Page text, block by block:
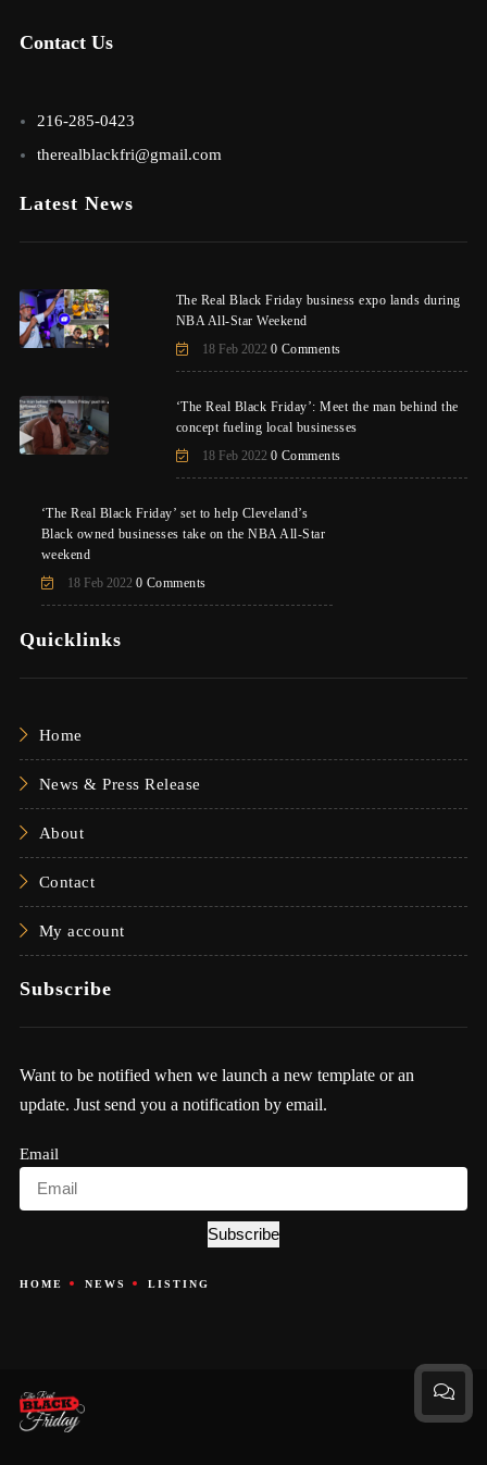
Contact Us
216-285-0423
therealblackfri@gmail.com
Latest News
The Real Black Friday business expo lands during
NBA All-Star Weekend
18 Feb 2022 0 Comments
‘The Real Black Friday’: Meet the man behind the
concept fueling local businesses
18 Feb 2022 0 Comments
‘The Real Black Friday’ set to help Cleveland’s
Black owned businesses take on the NBA All-Star
weekend
18 Feb 2022 0 Comments
Quicklinks
Home
News & Press Release
About
Contact
My account
Subscribe
Want to be notified when we launch a new template or an
update. Just send you a notification by email.
Email
Subscribe
HOME NEWS LISTING